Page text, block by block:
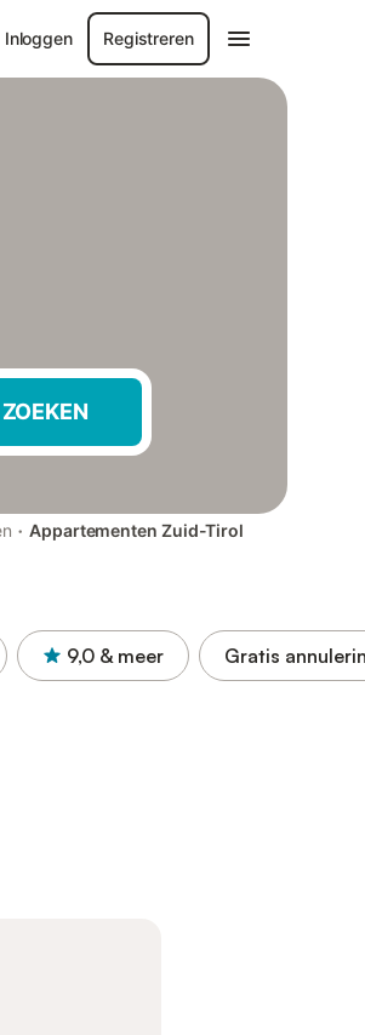
Inloggen Registreren
ZOEKEN
· Appartementen Zuid-Tirol
9,0 & meer Gratis